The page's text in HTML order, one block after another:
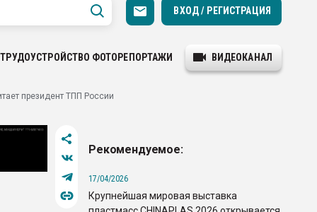
ВХОД / РЕГИСТРАЦИЯ
ТРУДОУСТРОЙСТВО ФОТОРЕПОРТАЖИ ВИДЕОКАНАЛ
президент ТПП России
Рекомендуемое:
17/04/2026
Крупнейшая мировая выставка